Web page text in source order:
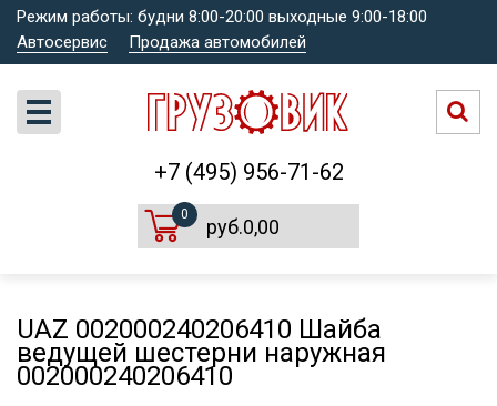
Режим работы: будни 8:00-20:00 выходные 9:00-18:00
Автосервис
Продажа автомобилей
+7 (495) 956-71-62
0
руб.0,00
UAZ 002000240206410 Шайба
ведущей шестерни наружная
002000240206410